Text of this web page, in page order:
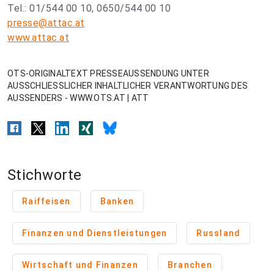
Tel.: 01/544 00 10, 0650/544 00 10
presse@attac.at
www.attac.at
OTS-ORIGINALTEXT PRESSEAUSSENDUNG UNTER
AUSSCHLIESSLICHER INHALTLICHER VERANTWORTUNG DES
AUSSENDERS - WWW.OTS.AT | ATT
Stichworte
Raiffeisen Banken
Finanzen und Dienstleistungen Russland
Wirtschaft und Finanzen Branchen